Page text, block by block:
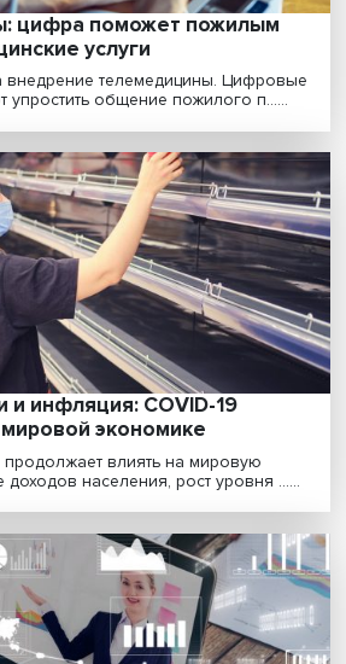
уходу за пожилыми: что из
европейской страны
Институт социальной
для
новым
— один из важнейших
бизнеса. Как управлять тв......